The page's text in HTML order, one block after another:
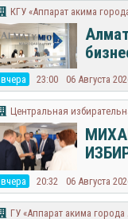
КГУ «Аппарат акима
вчера 23:00 06 Августа
Центральная
вчера 20:32 06 Августа
ГУ «Аппарат акима города